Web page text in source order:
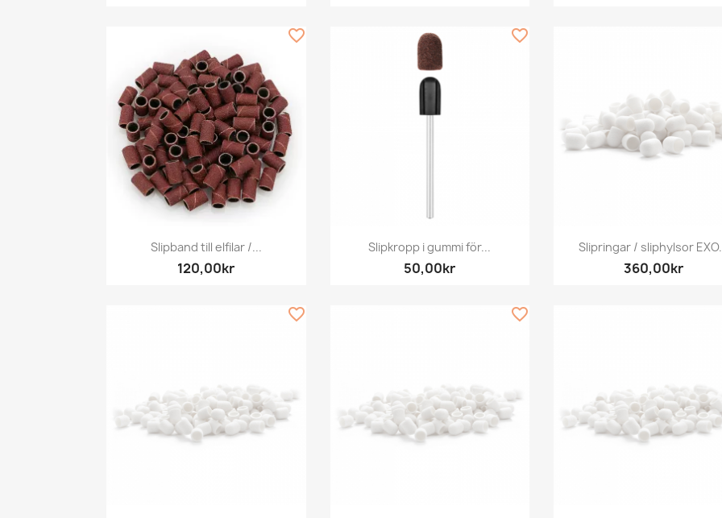
Snabbvy
Slipband till elfilar /...
120,00kr
favorite_border
Snabbvy
Slipkropp i gummi för...
50,00kr
favorite_border
Snabbvy
Slipringar / sliphylsor
360,00kr
favorite_border favorite_border